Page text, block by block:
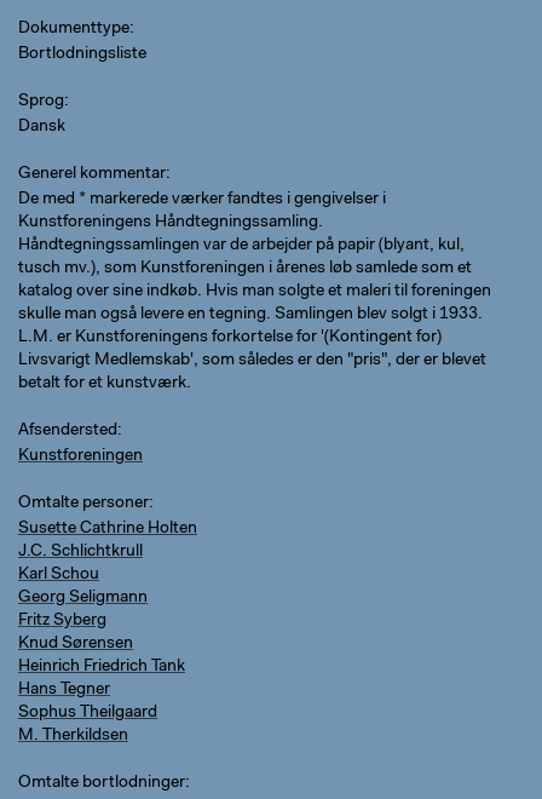
Dokumenttype
Bortlodningsliste
Sprog
Dansk
Generel kommentar
De med * markerede værker fandtes i gengivelser i
Kunstforeningens Håndtegningssamling.
Håndtegningssamlingen var de arbejder på papir (blyant, kul,
tusch mv.), som Kunstforeningen i årenes løb samlede som et
katalog over sine indkøb. Hvis man solgte et maleri til foreningen
skulle man også levere en tegning. Samlingen blev solgt i 1933.
L.M. er Kunstforeningens forkortelse for '(Kontingent for)
Livsvarigt Medlemskab', som således er den "pris", der er blevet
betalt for et kunstværk.
Afsendersted
Kunstforeningen
Omtalte personer
Susette Cathrine Holten
J.C. Schlichtkrull
Karl Schou
Georg Seligmann
Fritz Syberg
Knud Sørensen
Heinrich Friedrich Tank
Hans Tegner
Sophus Theilgaard
M. Therkildsen
Omtalte bortlodninger